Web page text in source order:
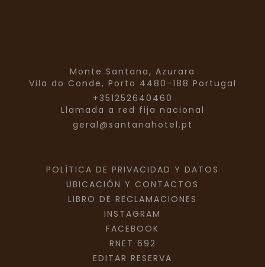
Monte Santana, Azurara
Vila do Conde, Porto 4480-188 Portugal
+351252640460
Llamada a red fija nacional
geral@santanahotel.pt
POLÍTICA DE PRIVACIDAD Y DATOS
UBICACIÓN Y CONTACTOS
LIBRO DE RECLAMACIONES
INSTAGRAM
FACEBOOK
RNET 692
EDITAR RESERVA